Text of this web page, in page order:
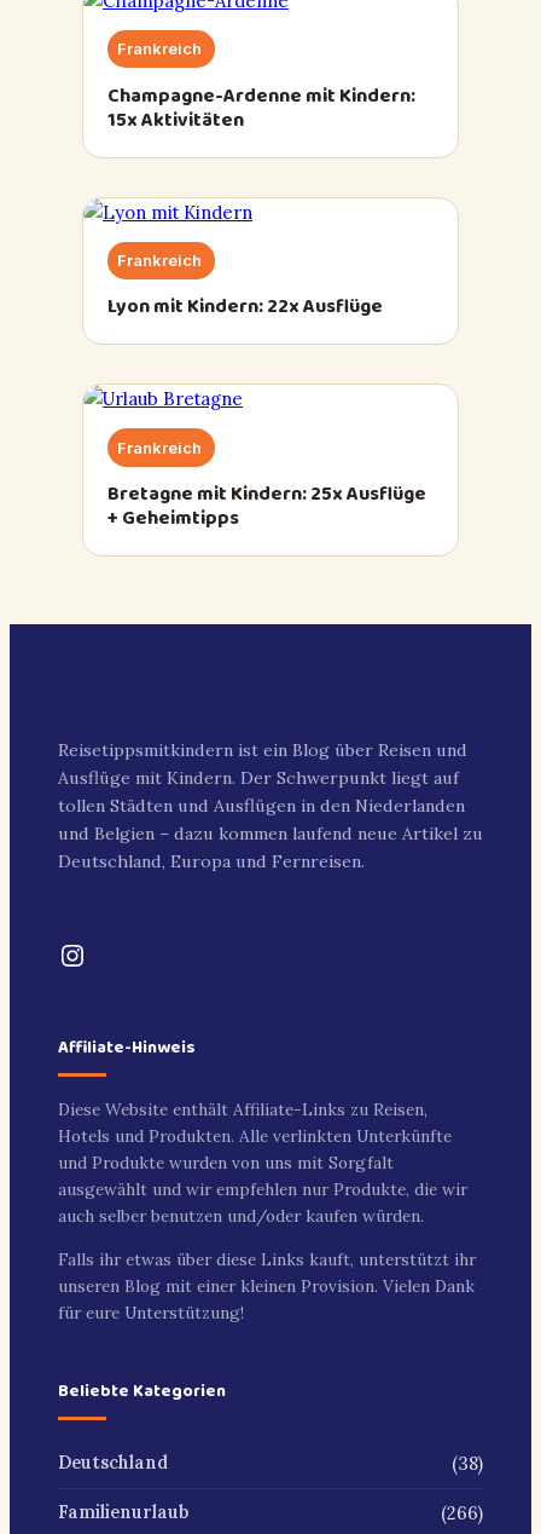
Frankreich
Champagne-Ardenne mit Kindern:
15x Aktivitäten
Frankreich
Lyon mit Kindern: 22x Ausflüge
Frankreich
Bretagne mit Kindern: 25x Ausflüge
+ Geheimtipps
Reisetippsmitkindern ist ein Blog über Reisen und
Ausflüge mit Kindern. Der Schwerpunkt liegt auf
tollen Städten und Ausflügen in den Niederlanden
und Belgien – dazu kommen laufend neue Artikel zu
Deutschland, Europa und Fernreisen.
Instagram
Affiliate-Hinweis
Diese Website enthält Affiliate-Links zu Reisen,
Hotels und Produkten. Alle verlinkten Unterkünfte
und Produkte wurden von uns mit Sorgfalt
ausgewählt und wir empfehlen nur Produkte, die wir
auch selber benutzen und/oder kaufen würden.
Falls ihr etwas über diese Links kauft, unterstützt ihr
unseren Blog mit einer kleinen Provision. Vielen Dank
für eure Unterstützung!
Beliebte Kategorien
Deutschland (38)
Familienurlaub (266)